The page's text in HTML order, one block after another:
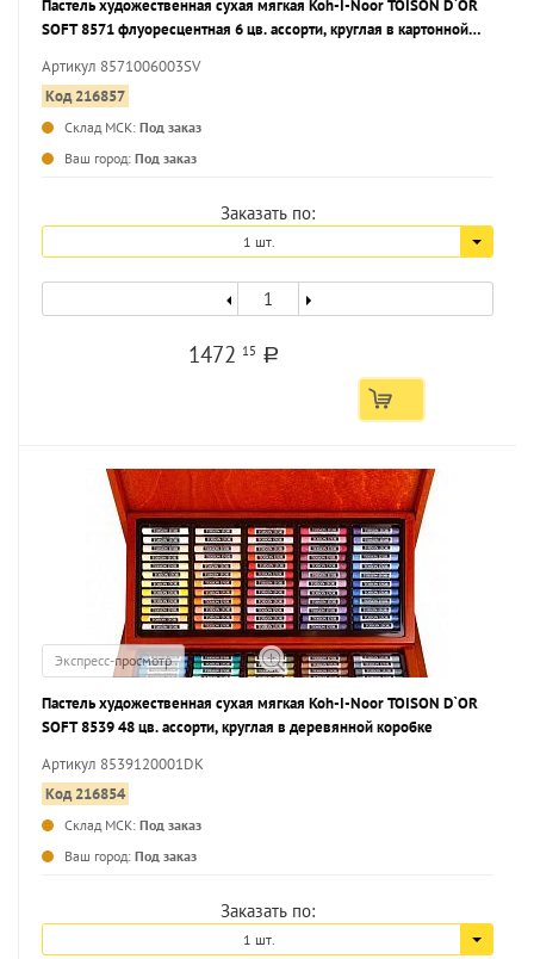
Пастель художественная сухая мягкая Koh-I-Noor TOISON D`OR
SOFT 8571 флуоресцентная 6 цв. ассорти, круглая в картонной
Артикул 8571006003SV
Код 216857
Склад МСК: Под заказ
Ваш город: Под заказ
Заказать по:
1 шт.
1472 15 a
Экспресс-просмотр
Пастель художественная сухая мягкая Koh-I-Noor TOISON D`OR
SOFT 8539 48 цв. ассорти, круглая в деревянной коробке
Артикул 8539120001DK
Код 216854
Склад МСК: Под заказ
Ваш город: Под заказ
Заказать по:
1 шт.